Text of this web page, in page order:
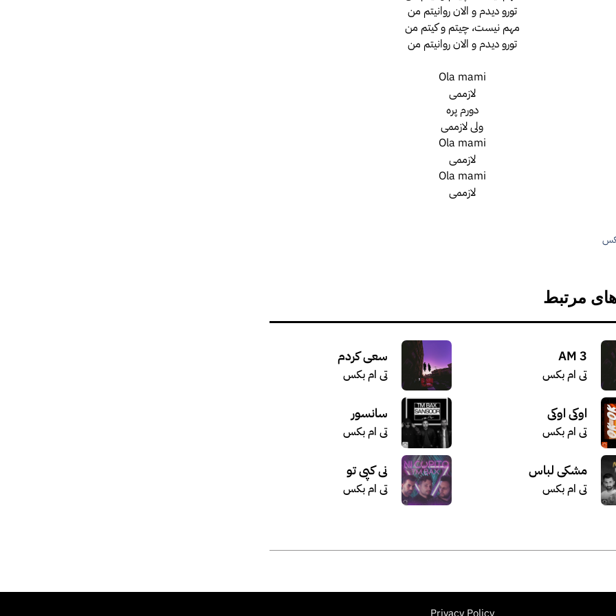
تورو دیدم و الان روانیتم من
مهم نیست، چیتم و کیتم من
تورو دیدم و الان روانیتم من
Ola mami
لازممی
دورم پره
ولی لازممی
Ola mami
لازممی
Ola mami
لازممی
مرتبط
3 AM
تی ام بکس
سعی کردم
تی ام بکس
اوکی اوکی
تی ام بکس
سانسور
تی ام بکس
مشکی لباس
تی ام بکس
نی کپی تو
تی ام بکس